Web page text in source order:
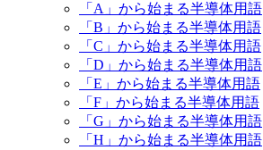
「A」から始まる半導体用語
「B」から始まる半導体用語
「C」から始まる半導体用語
「D」から始まる半導体用語
「E」から始まる半導体用語
「F」から始まる半導体用語
「G」から始まる半導体用語
「H」から始まる半導体用語